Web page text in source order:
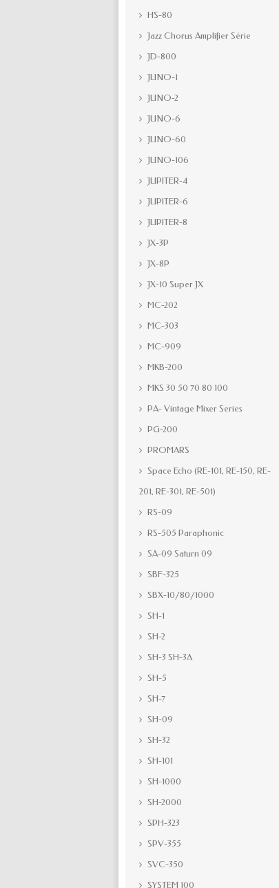
HS-80
Jazz Chorus Amplifier Série
JD-800
JUNO-1
JUNO-2
JUNO-6
JUNO-60
JUNO-106
JUPITER-4
JUPITER-6
JUPITER-8
JX-3P
JX-8P
JX-10 Super JX
MC-202
MC-303
MC-909
MKB-200
MKS 30 50 70 80 100
PA- Vintage Mixer Series
PG-200
PROMARS
Space Echo (RE-101, RE-150, RE-
201, RE-301, RE-501)
RS-09
RS-505 Paraphonic
SA-09 Saturn 09
SBF-325
SBX-10/80/1000
SH-1
SH-2
SH-3 SH-3A
SH-5
SH-7
SH-09
SH-32
SH-101
SH-1000
SH-2000
SPH-323
SPV-355
SVC-350
SYSTEM 100